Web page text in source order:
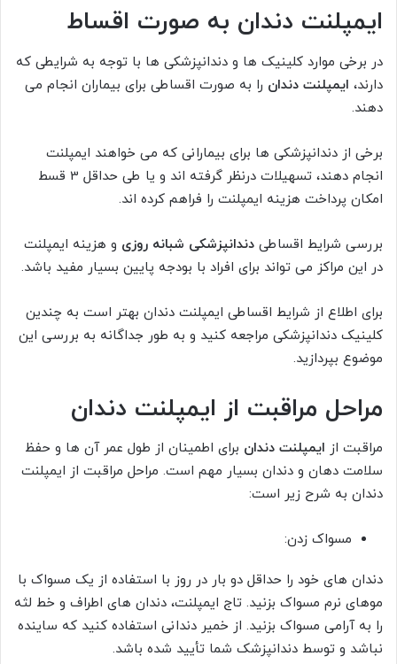
ایمپلنت دندان به صورت اقساط
در برخی موارد کلینیک ها و دندانپزشکی ها با توجه به شرایطی که
دارند، ایمپلنت دندان را به صورت اقساطی برای بیماران انجام می
دهند.
برخی از دندانپزشکی ها برای بیمارانی که می خواهند ایمپلنت
انجام دهند، تسهیلات درنظر گرفته اند و یا طی حداقل 3 قسط
امکان پرداخت هزینه ایمپلنت را فراهم کرده اند.
بررسی شرایط اقساطی دندانپزشکی شبانه روزی و هزینه ایمپلنت
در این مراکز می تواند برای افراد با بودجه پایین بسیار مفید باشد.
برای اطلاع از شرایط اقساطی ایمپلنت دندان بهتر است به چندین
کلینیک دندانپزشکی مراجعه کنید و به طور جداگانه به بررسی این
موضوع بپردازید.
مراحل مراقبت از ایمپلنت دندان
مراقبت از ایمپلنت دندان برای اطمینان از طول عمر آن ها و حفظ
سلامت دهان و دندان بسیار مهم است. مراحل مراقبت از ایمپلنت
دندان به شرح زیر است:
مسواک زدن:
دندان های خود را حداقل دو بار در روز با استفاده از یک مسواک با
موهای نرم مسواک بزنید. تاج ایمپلنت، دندان های اطراف و خط لثه
را به آرامی مسواک بزنید. از خمیر دندانی استفاده کنید که ساینده
نباشد و توسط دندانپزشک شما تأیید شده باشد.